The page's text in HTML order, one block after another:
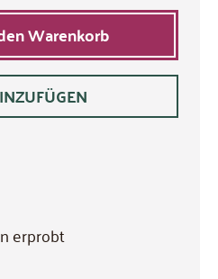
Warenkorb
erprobt